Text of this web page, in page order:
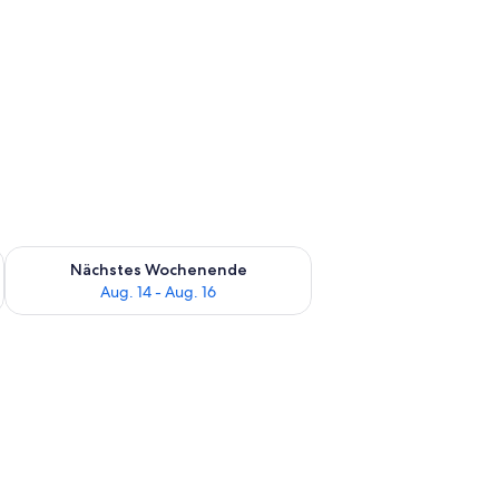
Aug. 7 - Aug. 9.
Nächstes Wochenende
Aug. 14 - Aug. 16
Überprüfe die Verfügbarkeit für nächstes Wochenende, Aug.
Blick auf ein Gebäude.
Ledersessel, ein Schreibtisch mit Lampe und ein Bett.